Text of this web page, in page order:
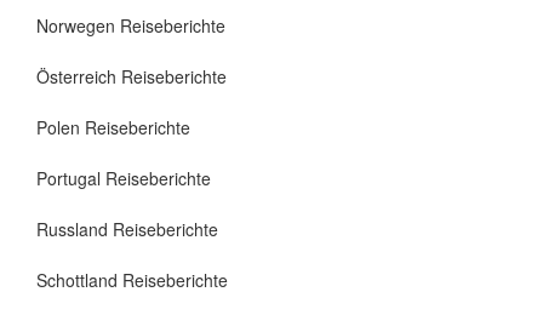
Norwegen Reiseberichte
Österreich Reiseberichte
Polen Reiseberichte
Portugal Reiseberichte
Russland Reiseberichte
Schottland Reiseberichte